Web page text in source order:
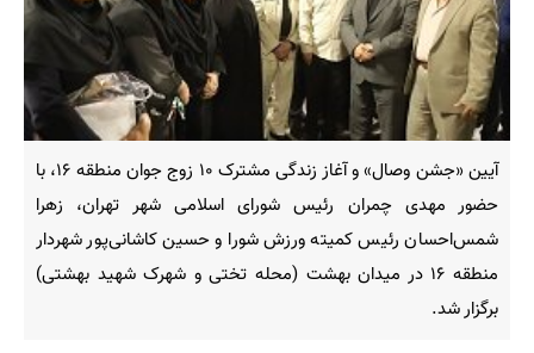
آیین «جشن وصال» و آغاز زندگی مشترک ۱۰ زوج جوان منطقه ۱۶، با
حضور مهدی چمران رئیس شورای اسلامی شهر تهران، زهرا
شمس‌احسان رئیس کمیته ورزش شورا و حسین کاشانی‌پور شهردار
منطقه ۱۶ در میدان بهشت (محله تختی و شهرک شهید بهشتی)
برگزار شد.